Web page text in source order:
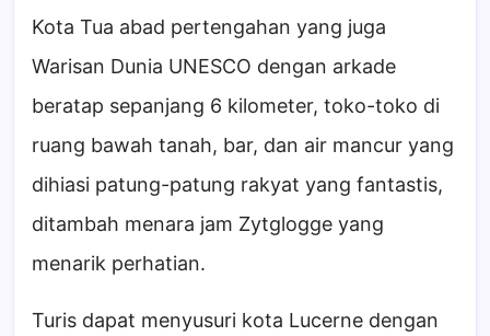
Kota Tua abad pertengahan yang juga
Warisan Dunia UNESCO dengan arkade
beratap sepanjang 6 kilometer, toko-toko di
ruang bawah tanah, bar, dan air mancur yang
dihiasi patung-patung rakyat yang fantastis,
ditambah menara jam Zytglogge yang
menarik perhatian.
Turis dapat menyusuri kota Lucerne dengan